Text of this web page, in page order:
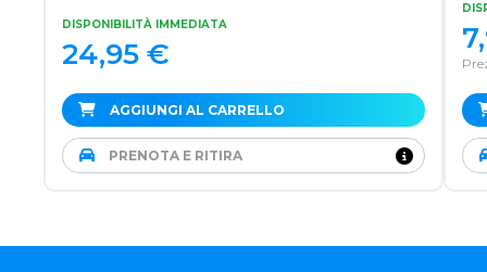
DISPONIBILITÀ IMMEDIATA
24,95 €
AGGIUNGI AL CARRELLO
PRENOTA E RITIRA